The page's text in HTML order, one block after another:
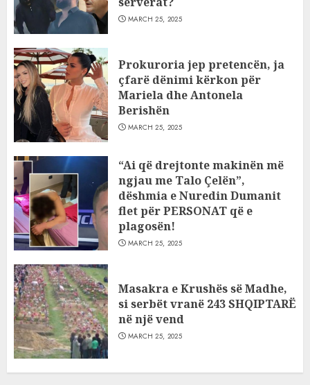
MARCH 25, 2025
Prokuroria jep pretencën, ja
çfarë dënimi kërkon për
Mariela dhe Antonela
Berishën
MARCH 25, 2025
“Ai që drejtonte makinën më
ngjau me Talo Çelën”,
dëshmia e Nuredin Dumanit
flet për PERSONAT që e
plagosën!
MARCH 25, 2025
Masakra e Krushës së Madhe,
si serbët vranë 243 SHQIPTARË
në një vend
MARCH 25, 2025